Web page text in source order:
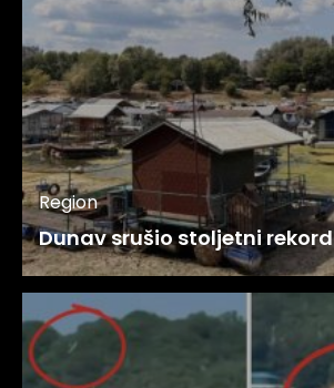
Region
Dunav srušio stoljetni rekord